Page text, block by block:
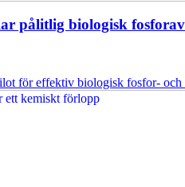
pålitlig biologisk
för effektiv biologisk fosfor-